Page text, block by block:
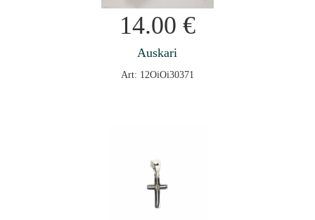
14.00 €
Auskari
Art: 12OiOi30371